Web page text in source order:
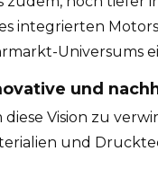
integrierten
Universums
und
diese Vision zu
und